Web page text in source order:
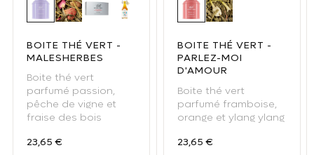
Boite thé vert - Malesherbes
Thé vert Malesherbes
Malesherbes - thé vert sachet
Sirop de thé Malesherbes 25cl
BOITE THÉ VERT -
MALESHERBES
Boite thé vert
parfumé passion,
pêche de vigne et
fraise des bois
Prix habituel
23,65 €
Boite thé vert - Parlez-
Thé vert Parlez
BOITE THÉ VERT -
PARLEZ-MOI
D'AMOUR
Boite thé vert
parfumé framboise,
orange et ylang ylang
Prix habituel
23,65 €